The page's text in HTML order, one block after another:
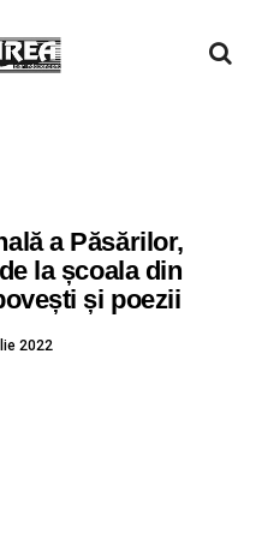
a Păsărilor,
la școala din
și poezii
2022